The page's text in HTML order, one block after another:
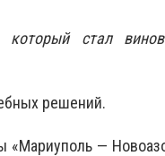
который стал
решений.
«Мариуполь —